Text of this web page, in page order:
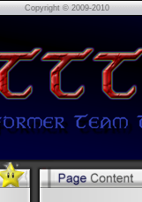
Copyright © 2009-2010